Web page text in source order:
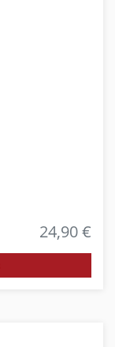
24,90 €